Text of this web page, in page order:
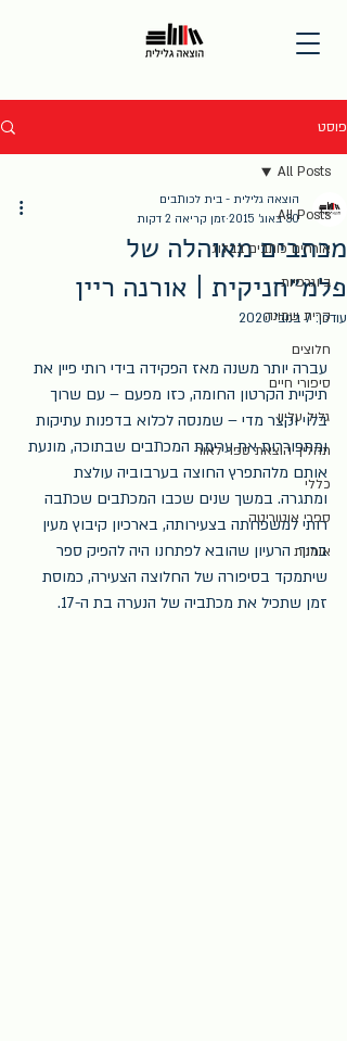
פוסט
All Posts
אורחים כותבים בבלוג
ביוגרפיות
קרית שמונה
חלוצים
סיפורי חיים
גליל עליון
תהליך הוצאת ספר לאור
כללי
ספרי אוטוריטה
אומנות
All Posts
מכתבים מאוהלה של
פלמ״חניקית | אורנה ריין
הוצאה גלילית - בית לכותבים
30 באוג׳ 2015
זמן קריאה 2 דקות
עודכן:7 בנוב׳ 2020
עברה יותר משנה מאז הפקידה בידי רותי פיין את
תיקיית הקרטון החומה, כזו מפעם – עם שרוך
בלוי וקצר מדי – שמנסה לכלוא בדפנות עתיקות
ומתפוררות את ערימת המכתבים שבתוכה, מונעת
אותם מלהתפרץ החוצה בערבוביה עולצת
ומתגרה. במשך שנים שכבו המכתבים שכתבה
רותי למשפחתה בצעירותה, בארכיון קיבוץ מעין
ברוך. הרעיון שהובא לפתחנו היה להפיק ספר
שיתמקד בסיפורה של החלוצה הצעירה, כמוסת
זמן שתכיל את מכתביה של הנערה בת ה-17.